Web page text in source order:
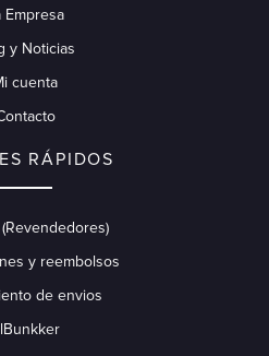
Empresa
y Noticias
cuenta
RÁPIDOS
y reembolsos
de envios